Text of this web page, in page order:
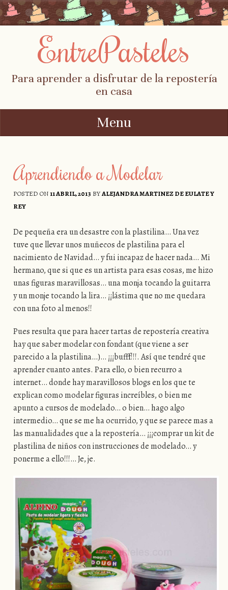
EntrePasteles
Para aprender a disfrutar de la repostería
en casa
Menu
Aprendiendo a Modelar
POSTED ON11 ABRIL, 2013 BYALEJANDRA MARTINEZ DE EULATE Y
REY
De pequeña era un desastre con la plastilina… Una vez
tuve que llevar unos muñecos de plastilina para el
nacimiento de Navidad… y fui incapaz de hacer nada… Mi
hermano, que si que es un artista para esas cosas, me hizo
unas figuras maravillosas… una monja tocando la guitarra
y un monje tocando la lira… ¡¡lástima que no me quedara
con una foto al menos!!
Pues resulta que para hacer tartas de repostería creativa
hay que saber modelar con fondant (que viene a ser
parecido a la plastilina…)… ¡¡¡bufff!!!. Así que tendré que
aprender cuanto antes. Para ello, o bien recurro a
internet… donde hay maravillosos blogs en los que te
explican como modelar figuras increíbles, o bien me
apunto a cursos de modelado… o bien… hago algo
intermedio… que se me ha ocurrido, y que se parece mas a
las manualidades que a la repostería… ¡¡¡comprar un kit de
plastilina de niños con instrucciones de modelado… y
ponerme a ello!!!… Je, je.